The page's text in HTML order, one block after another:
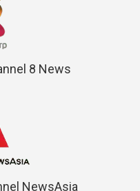
8 News
NewsAsia